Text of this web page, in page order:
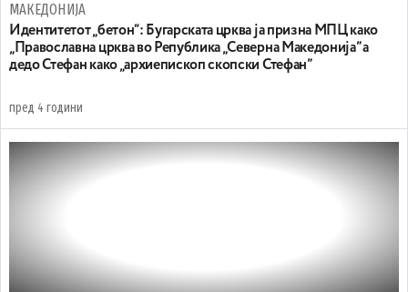
МАКЕДОНИЈА
Идентитетот „бетон“: Бугарската црква ја призна МПЦ како
„Православна црква во Република „Cеверна Македонија” а
дедо Стефан како „архиепископ скопски Стефан”
пред 4 години